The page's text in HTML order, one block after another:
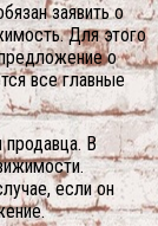
заявить о
Для этого
о
все главные
продавца. В
если он